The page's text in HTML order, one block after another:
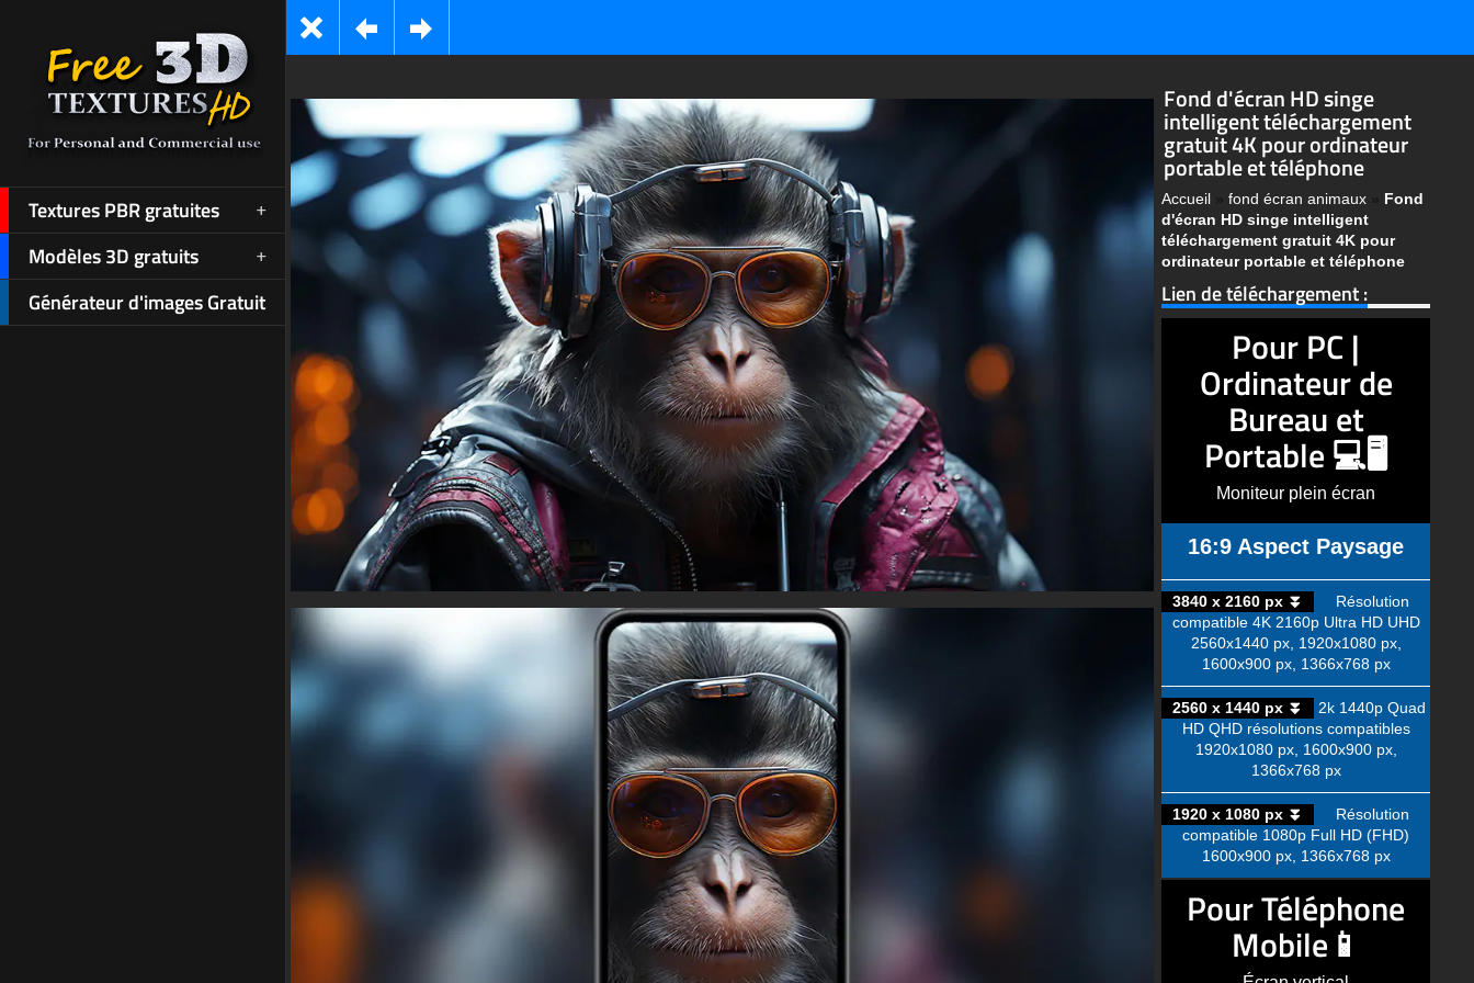
Textures PBR gratuites
Modèles 3D gratuits
Générateur d'images Gratuit
Fond d'écran HD singe
intelligent téléchargement
gratuit 4K pour ordinateur
portable et téléphone
Accueil » fond écran animaux » Fond
d'écran HD singe intelligent
téléchargement gratuit 4K pour
ordinateur portable et téléphone
Lien de téléchargement :
Pour PC |
Ordinateur de
Bureau et
Portable 💻🖥️
Moniteur plein écran
16:9 Aspect Paysage
3840 x 2160 px ⏬
Résolution
compatible 4K 2160p Ultra HD UHD
2560x1440 px, 1920x1080 px,
1600x900 px, 1366x768 px
2560 x 1440 px ⏬
2k 1440p Quad
HD QHD résolutions compatibles
1920x1080 px, 1600x900 px,
1366x768 px
1920 x 1080 px ⏬
Résolution
compatible 1080p Full HD (FHD)
1600x900 px, 1366x768 px
Pour Téléphone
Mobile📱